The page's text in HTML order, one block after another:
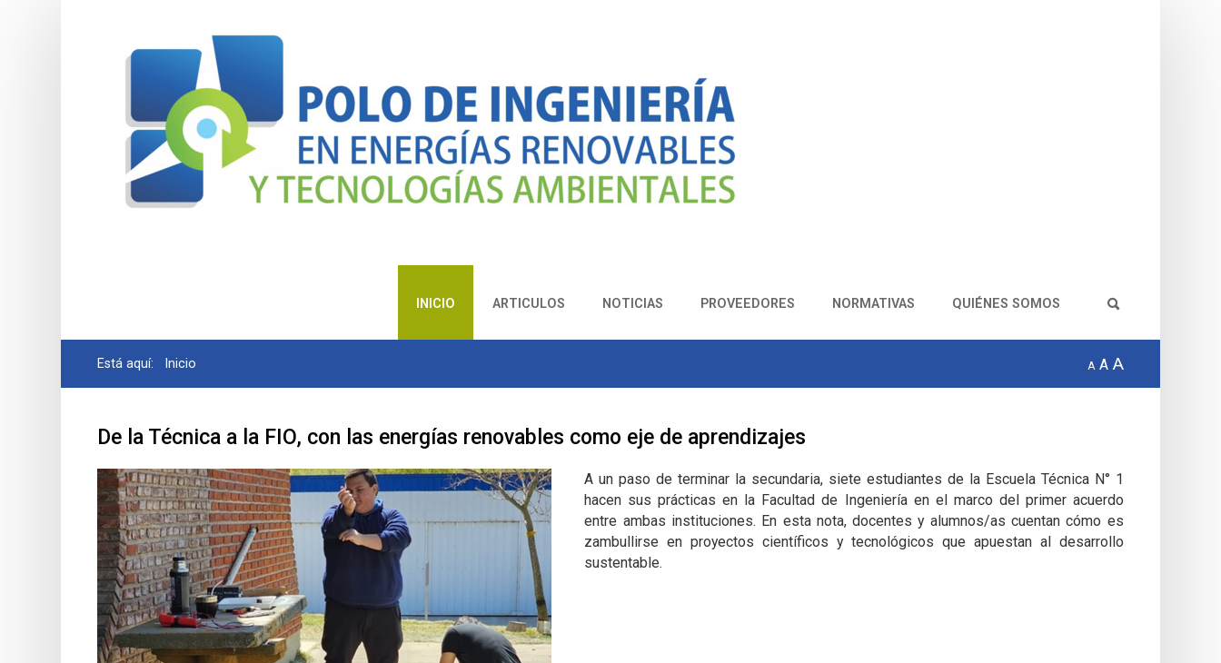
BUSCAR
INICIO ARTICULOS NOTICIAS PROVEEDORES NORMATIVAS QUIÉNES SOMOS
Está aquí: Inicio A A A
De la Técnica a la FIO, con las energías renovables como eje de aprendizajes
A un paso de terminar la secundaria, siete estudiantes de la Escuela Técnica N° 1
hacen sus prácticas en la Facultad de Ingeniería en el marco del primer acuerdo
entre ambas instituciones. En esta nota, docentes y alumnos/as cuentan cómo es
zambullirse en proyectos científicos y tecnológicos que apuestan al desarrollo
sustentable.